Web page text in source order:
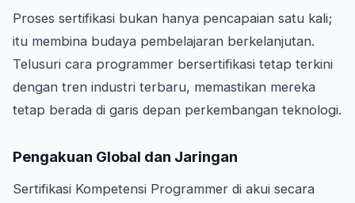
Proses sertifikasi bukan hanya pencapaian satu kali;
itu membina budaya pembelajaran berkelanjutan.
Telusuri cara programmer bersertifikasi tetap terkini
dengan tren industri terbaru, memastikan mereka
tetap berada di garis depan perkembangan teknologi.
Pengakuan Global dan Jaringan
Sertifikasi Kompetensi Programmer di akui secara